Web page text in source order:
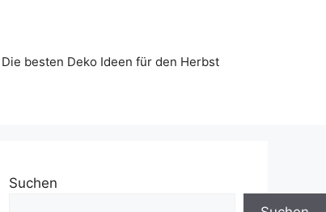
Die besten Deko Ideen für den Herbst
Suchen